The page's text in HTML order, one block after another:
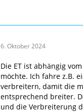
6. Oktober 2024
Die ET ist abhängig
möchte. Ich fahre z.B.
verbreitern, damit die
entsprechend breiter.
und die Verbreiterung